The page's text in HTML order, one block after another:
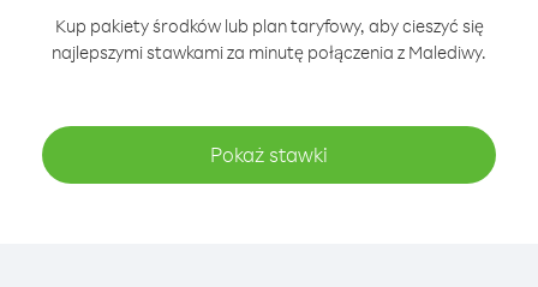
Kup pakiety środków lub plan taryfowy, aby cieszyć się
najlepszymi stawkami za minutę połączenia z Malediwy.
Pokaż stawki